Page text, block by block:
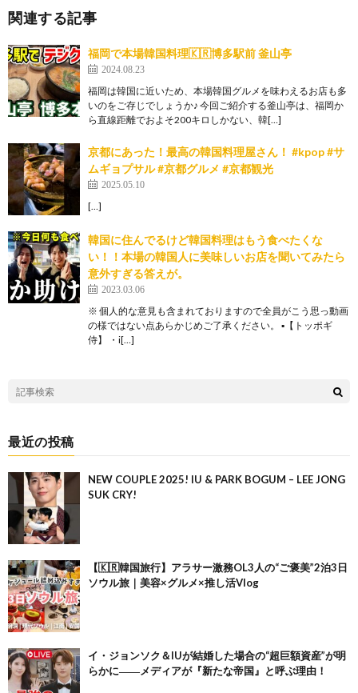
関連する記事
福岡で本場韓国料理🇰🇷博多駅前 釜山亭
2024.08.23
福岡は韓国に近いため、本場韓国グルメを味わえるお店も多
いのをご存じでしょうか♪ 今回ご紹介する釜山亭は、福岡か
ら直線距離でおよそ200キロしかない、韓[…]
京都にあった！最高の韓国料理屋さん！ #kpop #サ
ムギョプサル #京都グルメ #京都観光
2025.05.10
[…]
韓国に住んでるけど韓国料理はもう食べたくな
い！！本場の韓国人に美味しいお店を聞いてみたら
意外すぎる答えが。
2023.03.06
※ 個人的な意見も含まれておりますので全員がこう思っ動画
の様ではない点あらかじめご了承ください。 ▪️【トッポギ
侍】 ・i[…]
最近の投稿
NEW COUPLE 2025! IU & PARK BOGUM – LEE JONG
SUK CRY!
【🇰🇷韓国旅行】アラサー激務OL3人の“ご褒美”2泊3日
ソウル旅｜美容×グルメ×推し活Vlog
イ・ジョンソク＆IUが結婚した場合の“超巨額資産”が明
らかに――メディアが『新たな帝国』と呼ぶ理由！